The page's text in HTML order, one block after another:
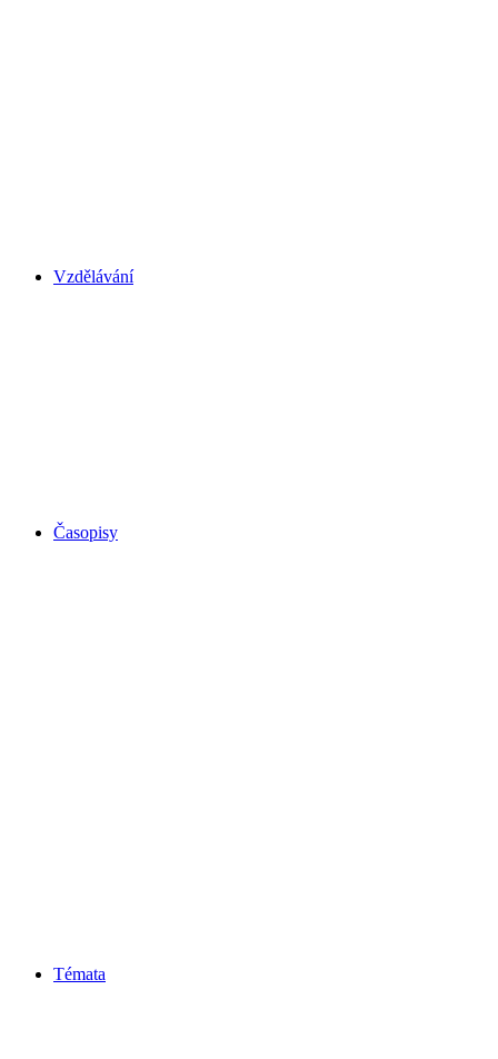
Vzdělávání
Časopisy
Témata